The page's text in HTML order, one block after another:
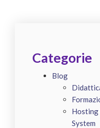
Categorie
Blog
Hosting
System